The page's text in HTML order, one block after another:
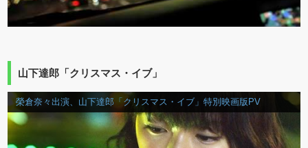
山下達郎「クリスマス・イブ」
榮倉奈々出演、山下達郎「クリスマス・イブ」特別映画版PV